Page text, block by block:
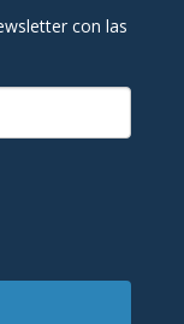
con las